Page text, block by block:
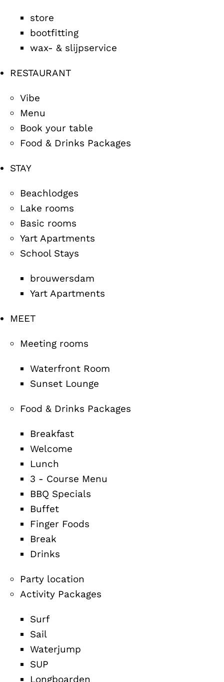
store
bootfitting
wax- & slijpservice
RESTAURANT
Vibe
Menu
Book your table
Food & Drinks Packages
STAY
Beachlodges
Lake rooms
Basic rooms
Yart Apartments
School Stays
brouwersdam
Yart Apartments
MEET
Meeting rooms
Waterfront Room
Sunset Lounge
Food & Drinks Packages
Breakfast
Welcome
Lunch
3 - Course Menu
BBQ Specials
Buffet
Finger Foods
Break
Drinks
Party location
Activity Packages
Surf
Sail
Waterjump
SUP
Longboarden